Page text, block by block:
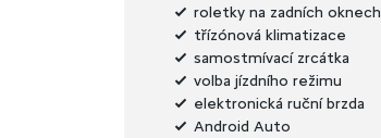
roletky na zadních oknech
třízónová klimatizace
samostmívací zrcátka
volba jízdního režimu
elektronická ruční brzda
Android Auto